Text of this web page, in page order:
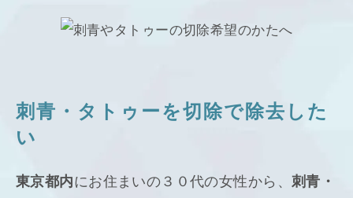
刺青・タトゥーを切除で除去した
い
東京都内にお住まいの３０代の女性から、 刺青・